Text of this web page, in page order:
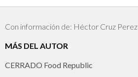
Con información de: Héctor Cruz Perez
MÁS DEL AUTOR
CERRADO Food Republic